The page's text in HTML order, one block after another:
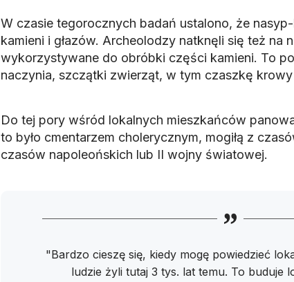
W czasie tegorocznych badań ustalono, że
kamieni i głazów. Archeolodzy natknęli się też na
wykorzystywane do obróbki części kamieni. To
naczynia, szczątki zwierząt, w tym czaszkę
Do tej pory wśród lokalnych mieszkańców
to było cmentarzem cholerycznym, mogiłą z
czasów napoleońskich lub II wojny światowej.
"Bardzo cieszę się, kiedy mogę powiedzieć
ludzie żyli tutaj 3 tys. lat temu. To buduje